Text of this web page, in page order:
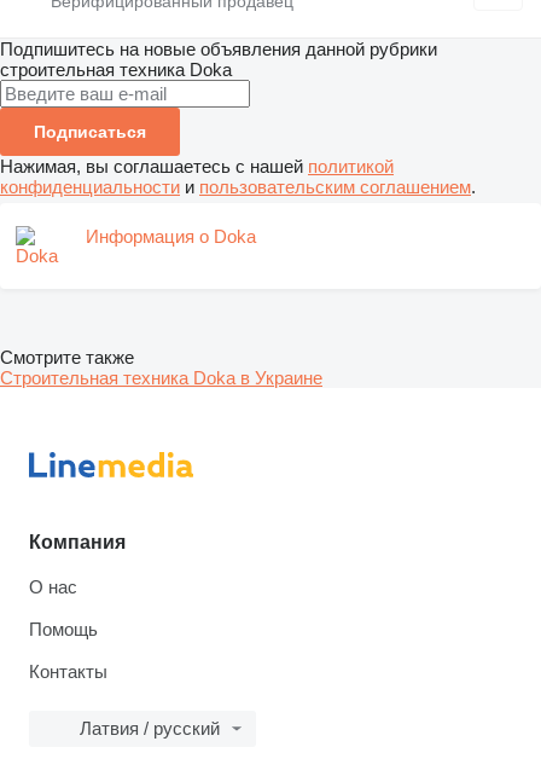
Подпишитесь на новые объявления данной рубрики
строительная техника Doka
Подписаться
Нажимая, вы соглашаетесь с нашей политикой
конфиденциальности и пользовательским соглашением.
Информация о Doka
Смотрите также
Строительная техника Doka в Украине
Компания
О нас
Помощь
Контакты
Латвия / русский